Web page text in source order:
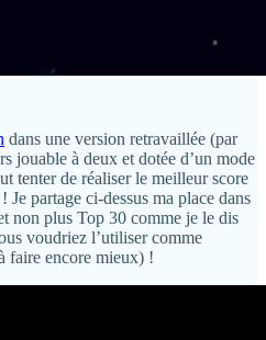
dans une version retravaillée (par
jouable à deux et dotée d’un mode
tenter de réaliser le meilleur score
partage ci-dessus ma place dans
non plus Top 30 comme je le dis
voudriez l’utiliser comme
faire encore mieux) !